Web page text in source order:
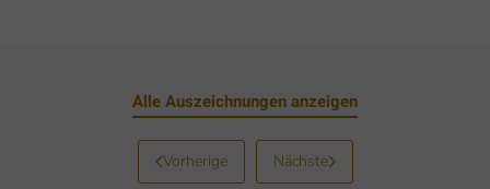
Alle Auszeichnungen anzeigen
Vorherige Nächste